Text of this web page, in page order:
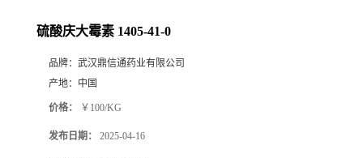
硫酸庆大霉素 1405-41-0
品牌： 武汉鼎信通药业有限公司
产地： 中国
价格： ￥100/KG
发布日期： 2025-04-16